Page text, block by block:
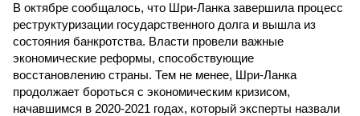
В октябре сообщалось, что Шри-Ланка завершила процесс
реструктуризации государственного долга и вышла из
состояния банкротства. Власти провели важные
экономические реформы, способствующие
восстановлению страны. Тем не менее, Шри-Ланка
продолжает бороться с экономическим кризисом,
начавшимся в 2020-2021 годах, который эксперты назвали